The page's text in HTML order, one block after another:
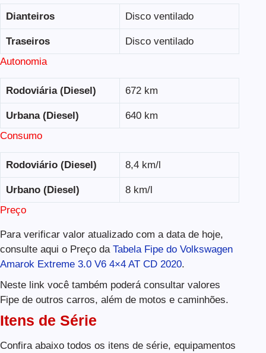
Dianteiros Disco ventilado
Traseiros
Disco ventilado
Autonomia
Rodoviária (Diesel) 672 km
Urbana (Diesel)
640 km
Consumo
Rodoviário (Diesel) 8,4 km/l
Urbano (Diesel)
8 km/l
Preço
Para verificar valor atualizado com a data de hoje,
consulte aqui o Preço da Tabela Fipe do Volkswagen
Amarok Extreme 3.0 V6 4×4 AT CD 2020.
Neste link você também poderá consultar valores
Fipe de outros carros, além de motos e caminhões.
Itens de Série
Confira abaixo todos os itens de série, equipamentos